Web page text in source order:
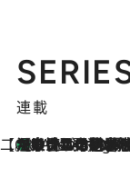
連載
【CREA×星野リゾート】唯一無二。癒
8 Hours Ago
【トンボの足水浴】ヒノキの香りに包まれて涼感マックス！約13℃の湧水かけ流